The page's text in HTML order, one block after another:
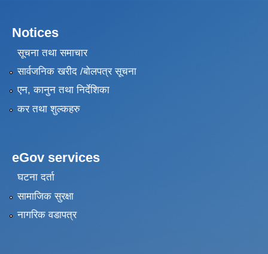
Notices
सूचना तथा समाचार
सार्वजनिक खरीद /बोलपत्र सूचना
एन, कानुन तथा निर्देशिका
कर तथा शुल्कहरु
eGov services
घटना दर्ता
सामाजिक सुरक्षा
नागरिक वडापत्र